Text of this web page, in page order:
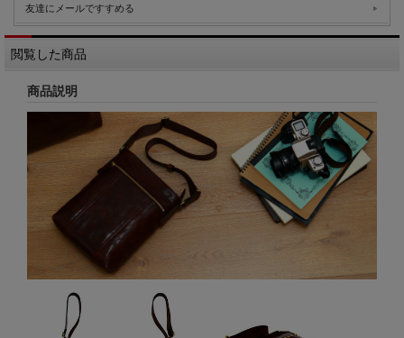
友達にメールですすめる
閲覧した商品
商品説明